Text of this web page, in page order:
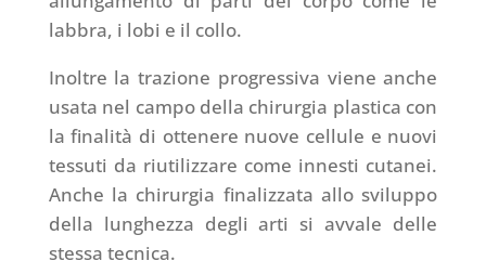
labbra, i lobi e il collo.
Inoltre la trazione progressiva viene anche
usata nel campo della chirurgia plastica con
la finalità di ottenere nuove cellule e nuovi
tessuti da riutilizzare come innesti cutanei.
Anche la chirurgia finalizzata allo sviluppo
della lunghezza degli arti si avvale delle
stessa tecnica.